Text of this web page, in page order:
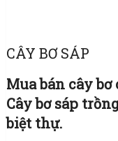
CÂY BƠ SÁP
Mua bán cây bơ
Cây bơ sáp
biệt thự.